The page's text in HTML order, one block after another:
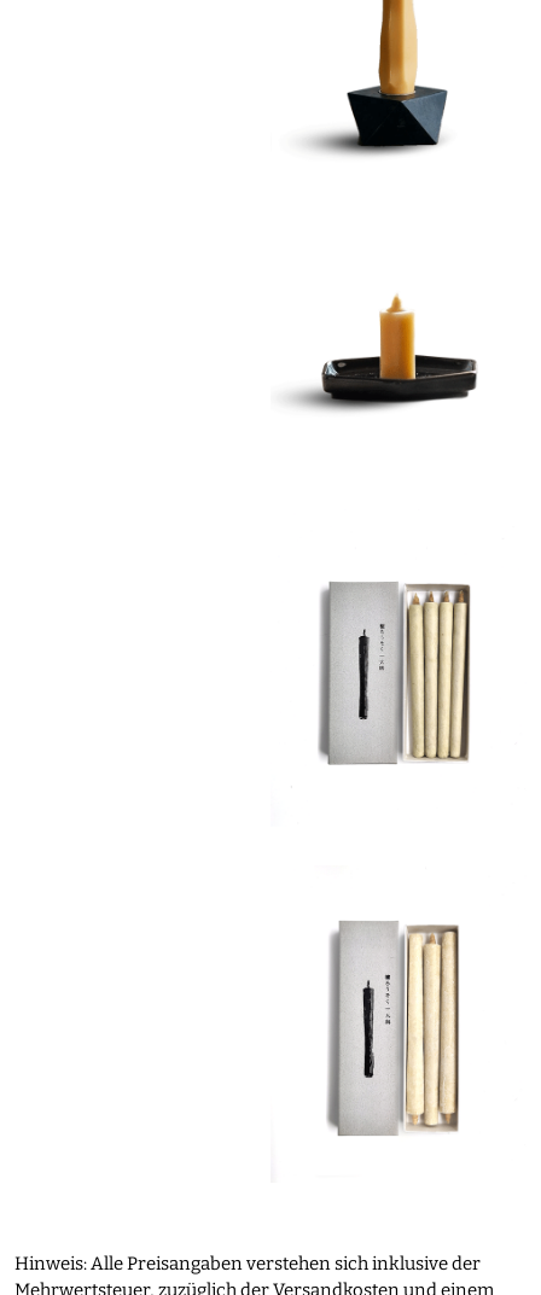
Hinweis: Alle Preisangaben verstehen sich inklusive der
Mehrwertsteuer, zuzüglich der Versandkosten und einem